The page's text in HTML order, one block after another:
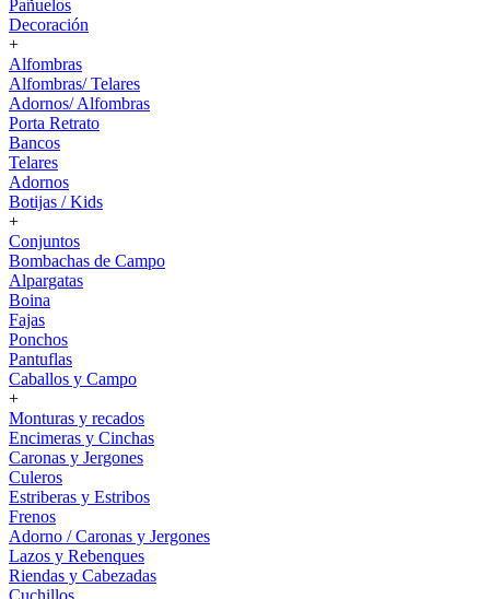
Pañuelos
Decoración
+
Alfombras
Alfombras/ Telares
Adornos/ Alfombras
Porta Retrato
Bancos
Telares
Adornos
Botijas / Kids
+
Conjuntos
Bombachas de Campo
Alpargatas
Boina
Fajas
Ponchos
Pantuflas
Caballos y Campo
+
Monturas y recados
Encimeras y Cinchas
Caronas y Jergones
Culeros
Estriberas y Estribos
Frenos
Adorno / Caronas y Jergones
Lazos y Rebenques
Riendas y Cabezadas
Cuchillos